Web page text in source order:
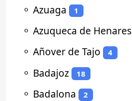
⚬ Azuaga 1
⚬ Azuqueca de Henares
⚬ Añover de Tajo 4
⚬ Badajoz 18
⚬ Badalona 2